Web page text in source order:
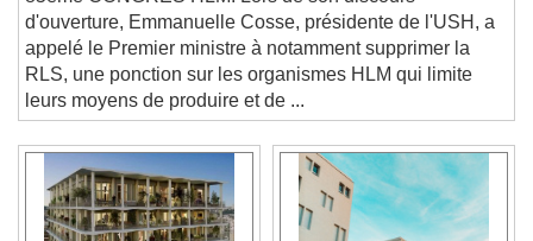
85ème CONGRES HLM. Lors de son discours
d'ouverture, Emmanuelle Cosse, présidente de l'USH, a
appelé le Premier ministre à notamment supprimer la
RLS, une ponction sur les organismes HLM qui limite
leurs moyens de produire et de ...